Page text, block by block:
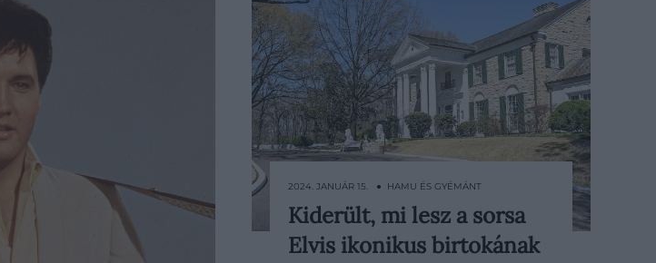
Elvis Presley Graceland nevű birtoka
egyetlen gyermeke, Lisa Marie
2024. JANUÁR 15. ● HAMU ÉS GYÉMÁNT
Kiderült, mi lesz a sorsa
Elvis ikonikus birtokának